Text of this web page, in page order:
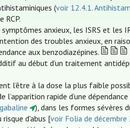
(voir 12.4.1.
RCP.
anxieux, les ISRS et les
des troubles anxieux, en
aux benzodiazépines.
au début d’un traitement
l’être à la dose la plus faible
rapide d’une dépendance
), dans les formes sévères
d'abus [voir Folia de décembre